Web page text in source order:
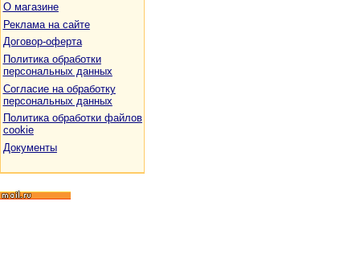
О магазине
Реклама на сайте
Договор-оферта
Политика обработки
персональных данных
Согласие на обработку
персональных данных
Политика обработки файлов
cookie
Документы